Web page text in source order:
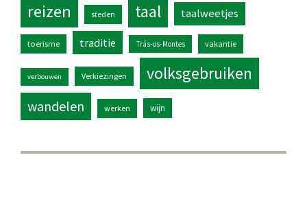
reizen steden taal taalweetjes
toerisme traditie Trás-os-Montes vakantie
verbouwen Verkiezingen volksgebruiken
wandelen werken wijn